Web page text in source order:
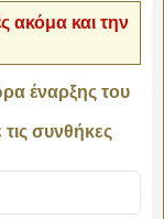
ακόμα και την
έναρξης του
συνθήκες